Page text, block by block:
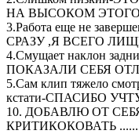
НА ВЫСОКОМ
3.Работа еще не
СРАЗУ ,Я ВСЕГО
4.Смущает наклон
ПОКАЗАЛИ СЕБЯ
5.Сам клип тяжело
кстати-СПАСИБО
10. ДОБАВЛЮ ОТ
КРИТИКОКОВАТЬ